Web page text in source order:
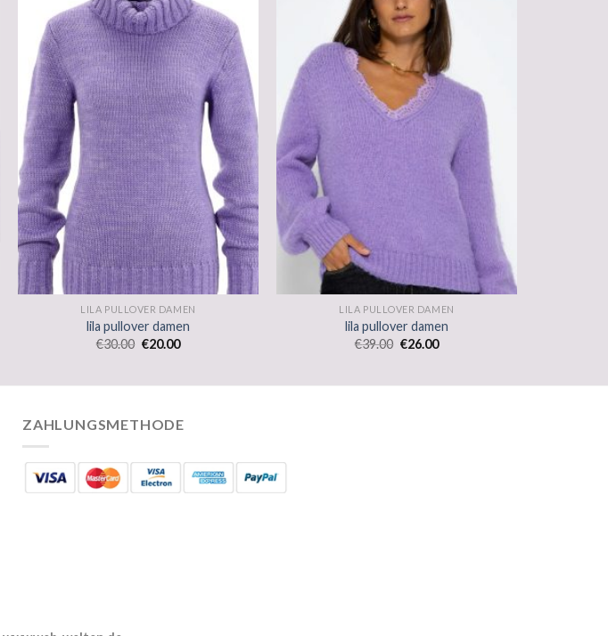
LILA PULLOVER DAMEN
lila pullover damen
€30.00 €20.00
LILA PULLOVER DAMEN
lila pullover damen
€39.00 €26.00
ZAHLUNGSMETHODE